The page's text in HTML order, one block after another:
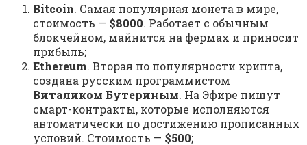
Bitcoin. Самая популярная монета в мире,
стоимость — $8000. Работает с обычным
блокчейном, майнится на фермах и приносит
прибыль;
Ethereum. Вторая по популярности крипта,
создана русским программистом
Виталиком Бутериным. На Эфире пишут
смарт-контракты, которые исполняются
автоматически по достижению прописанных
условий. Стоимость — $500;